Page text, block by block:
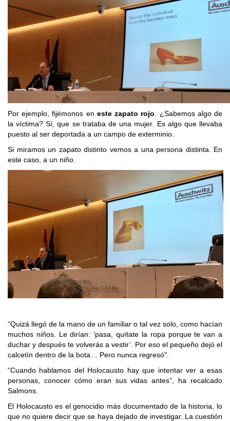
Por ejemplo, fijémonos en este zapato rojo . ¿Sabemos algo de
la víctima? Sí, que se trataba de una mujer. Es algo que llevaba
puesto al ser deportada a un campo de exterminio.
Si miramos un zapato distinto vemos a una persona distinta. En
este caso, a un niño.
“Quizá llegó de la mano de un familiar o tal vez solo, como hacían
muchos niños. Le dirían: ‘pasa, quítate la ropa porque te van a
duchar y después te volverás a vestir’. Por eso el pequeño dejó el
calcetín dentro de la bota… Pero nunca regresó".
“Cuando hablamos del Holocausto hay que intentar ver a esas
personas, conocer cómo eran sus vidas antes”, ha recalcado
Salmons.
El Holocausto es el genocidio más documentado de la historia, lo
que no quiere decir que se haya dejado de investigar. La cuestión